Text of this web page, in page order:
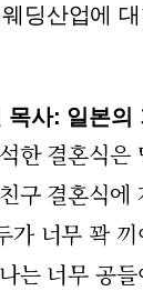
딩산업에
목사: 일본의
한 결혼식
구 결혼식
가 너무 꽉
는 너무 공